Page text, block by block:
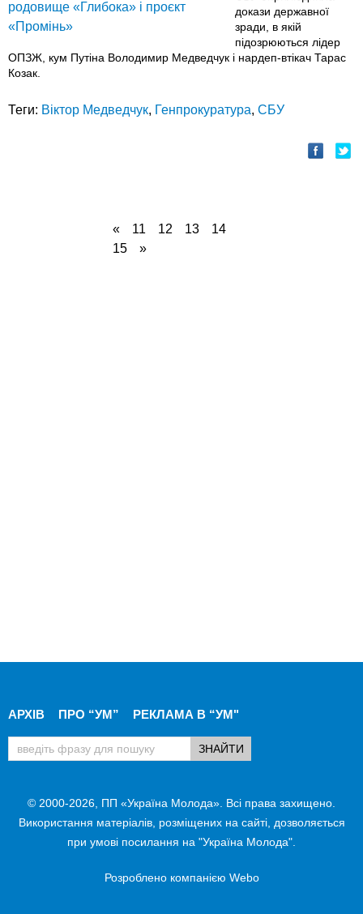
докази державної
зради, в якій
підозрюються лідер
ОПЗЖ, кум Путіна Володимир Медведчук і нардеп-втікач Тарас
Козак.
Теги: Віктор Медведчук, Генпрокуратура, СБУ
« 11 12 13
14
15
»
АРХІВ ПРО “УМ” РЕКЛАМА В “УМ"
© 2000-2026, ПП «Україна Молода». Всі права захищено.
Використання матеріалів, розміщених на сайті, дозволяється
при умові посилання на "Україна Молода".
Розроблено компанією Webo